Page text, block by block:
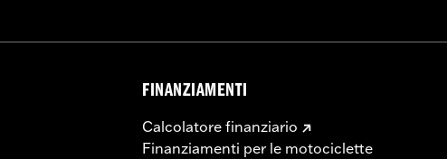
FINANZIAMENTI
Calcolatore finanziario
Finanziamenti per le motociclette